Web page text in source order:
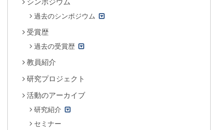
過去のシンポジウム
受賞歴
過去の受賞歴
教員紹介
研究プロジェクト
活動のアーカイブ
研究紹介
セミナー